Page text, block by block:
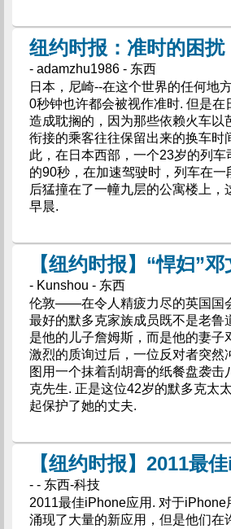
纽约时报：准时的困扰
- adamzhu1986 - 东西
日本，尼崎--在这个世界的任何地
0秒钟也许都会被视作准时. 但是在
造成耽搁的，因为那些依赖火车以
衔接的乘客往往保留出来的换车时
此，在日本西部，一个23岁的列车
的90秒，在加速驾驶时，列车在一
后猛撞在了一幢九层的公寓楼上，
早晨.
【纽约时报】“悍妇”邓
- Kunshou - 东西
伦敦——在令人精疲力尽的英国国
最好的默多克家族成员既不是老鲁
是他的儿子詹姆斯，而是他的妻子
激烈的质询过后，一位反对者突然
图用一个抹着刮胡膏的纸餐盘袭击
克先生. 正是这位42岁的默多克太
起保护了她的丈夫.
【纽约时报】2011最
- - 东西-科技
2011最佳iPhone应用. 对于iPhone
涌现了大量的新应用，但是他们在